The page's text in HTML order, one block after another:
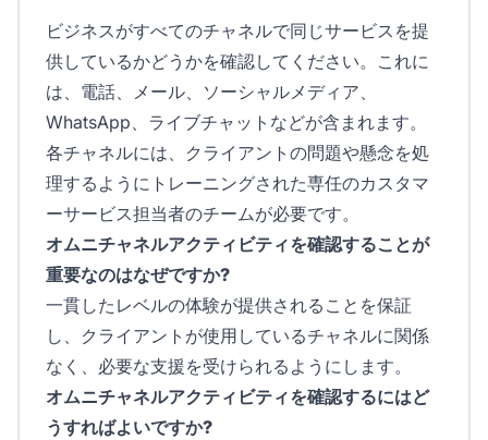
ビジネスがすべてのチャネルで同じサービスを提
供しているかどうかを確認してください。これに
は、電話、メール、ソーシャルメディア、
WhatsApp、ライブチャットなどが含まれます。
各チャネルには、クライアントの問題や懸念を処
理するようにトレーニングされた専任のカスタマ
ーサービス担当者のチームが必要です。
オムニチャネルアクティビティを確認することが
重要なのはなぜですか?
一貫したレベルの体験が提供されることを保証
し、クライアントが使用しているチャネルに関係
なく、必要な支援を受けられるようにします。
オムニチャネルアクティビティを確認するにはど
うすればよいですか?